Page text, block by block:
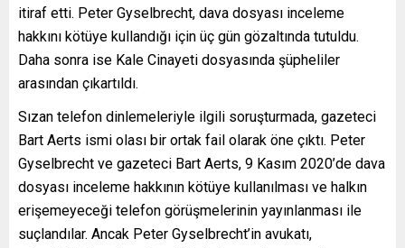
itiraf etti. Peter Gyselbrecht, dava dosyası inceleme
hakkını kötüye kullandığı için üç gün gözaltında tutuldu.
Daha sonra ise Kale Cinayeti dosyasında şüpheliler
arasından çıkartıldı.
Sızan telefon dinlemeleriyle ilgili soruşturmada, gazeteci
Bart Aerts ismi olası bir ortak fail olarak öne çıktı. Peter
Gyselbrecht ve gazeteci Bart Aerts, 9 Kasım 2020’de dava
dosyası inceleme hakkının kötüye kullanılması ve halkın
erişemeyeceği telefon görüşmelerinin yayınlanması ile
suçlandılar. Ancak Peter Gyselbrecht’in avukatı,